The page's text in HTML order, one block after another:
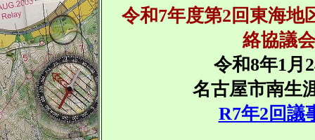
令和7年度第2回東海
絡協議
令和8年1月
名古屋市南生
R7年2回議